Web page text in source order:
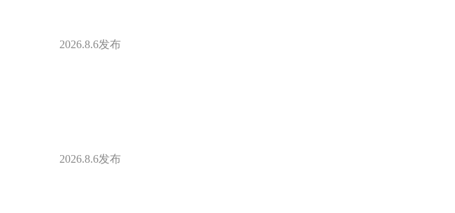
2026.8.6发布
2026.8.6发布